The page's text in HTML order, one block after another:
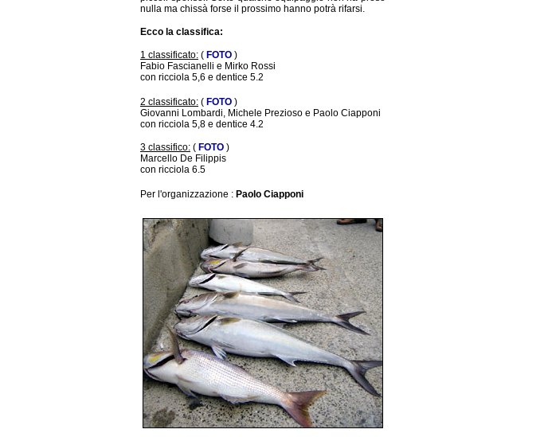
nulla ma chissà forse il prossimo hanno potrà rifarsi.
Ecco la classifica:
1 classificato: ( FOTO )
Fabio Fascianelli e Mirko Rossi
con ricciola 5,6 e dentice 5.2
2 classificato: ( FOTO )
Giovanni Lombardi, Michele Prezioso e Paolo Ciapponi
con ricciola 5,8 e dentice 4.2
3 classifico: ( FOTO )
Marcello De Filippis
con ricciola 6.5
Per l'organizzazione : Paolo Ciapponi